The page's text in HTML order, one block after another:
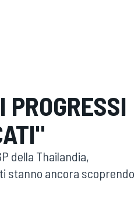
PROGRESSI
della Thailandia,
stanno ancora scoprendo